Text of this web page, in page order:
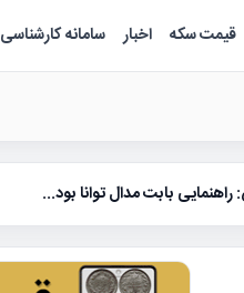
قیمت سکه اخبار سامانه کارشناسی
بابت مدال توانا بود...